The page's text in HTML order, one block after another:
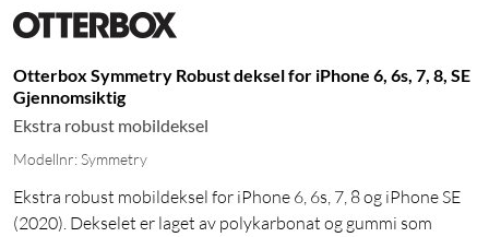
Otterbox Symmetry Robust deksel for iPhone 6, 6s, 7, 8, SE
Gjennomsiktig
Ekstra robust mobildeksel
Modellnr: Symmetry
Ekstra robust mobildeksel for iPhone 6, 6s, 7, 8 og iPhone SE
(2020). Dekselet er laget av polykarbonat og gummi som